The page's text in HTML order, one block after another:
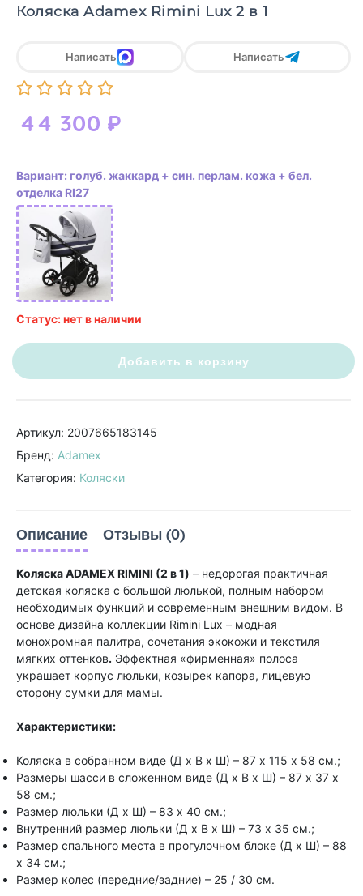
Коляска Adamex Rimini Lux 2 в 1
44 300 ₽
Написать Написать
Вариант: голуб. жаккард + син. перлам. кожа + бел.
отделка RI27
Статус: нет в наличии
Добавить в корзину
Артикул: 2007665183145
Бренд: Adamex
Категория: Коляски
Описание Отзывы (0)
Коляска ADAMEX RIMINI (2 в 1) – недорогая практичная
детская коляска с большой люлькой, полным набором
необходимых функций и современным внешним видом. В
основе дизайна коллекции Rimini Lux – модная
монохромная палитра, сочетания экокожи и текстиля
мягких оттенков. Эффектная «фирменная» полоса
украшает корпус люльки, козырек капора, лицевую
сторону сумки для мамы.
Характеристики:
Коляска в собранном виде (Д х В х Ш) – 87 х 115 х 58 см.;
Размеры шасси в сложенном виде (Д х В х Ш) – 87 х 37 х
58 см.;
Размер люльки (Д х Ш) – 83 х 40 см.;
Внутренний размер люльки (Д х В х Ш) – 73 х 35 см.;
Размер спального места в прогулочном блоке (Д х Ш) – 88
х 34 см.;
Размер колес (передние/задние) – 25 / 30 см.